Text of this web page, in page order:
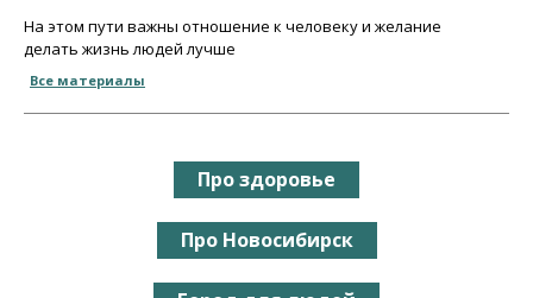
На этом пути важны отношение к человеку и желание
делать жизнь людей лучше
Все материалы
Про здоровье
Про Новосибирск